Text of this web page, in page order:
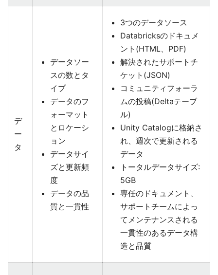
デ
ー
タ
データソー
スの数とタ
イプ
データのフ
ォーマット
とロケーシ
ョン
データサイ
ズと更新頻
度
データの品
質と一貫性
3つのデータソース
Databricksのドキュメ
ント(HTML、PDF)
解決されたサポートチ
ケット(JSON)
コミュニティフォーラ
ムの投稿(Deltaテーブ
ル)
Unity Catalogに格納さ
れ、週次で更新される
データ
トータルデータサイズ:
5GB
専任のドキュメント、
サポートチームによっ
てメンテナンスされる
一貫性のあるデータ構
造と品質